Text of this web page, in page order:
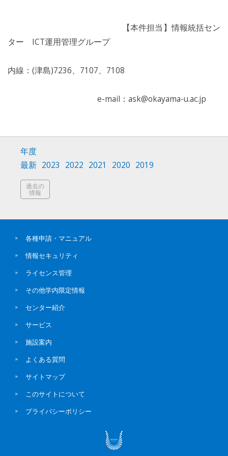
【本件担当】情報統括セン
ター ICT運用管理グループ
内線：(津島)7236、7107、7108
e-mail：ask@okayama-u.ac.jp
年度
最新 2023 2022 2021 2020 2019
過去の
情報
各種申請・マニュアル
情報セキュリティ
ライセンス管理
その他学内限定情報
センター紹介
サービス
施設案内
よくある質問
サイトマップ
このサイトについて
プライバシーポリシー